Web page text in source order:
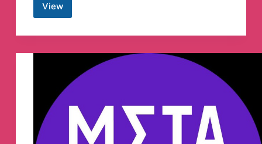
View
Мир
Telegram